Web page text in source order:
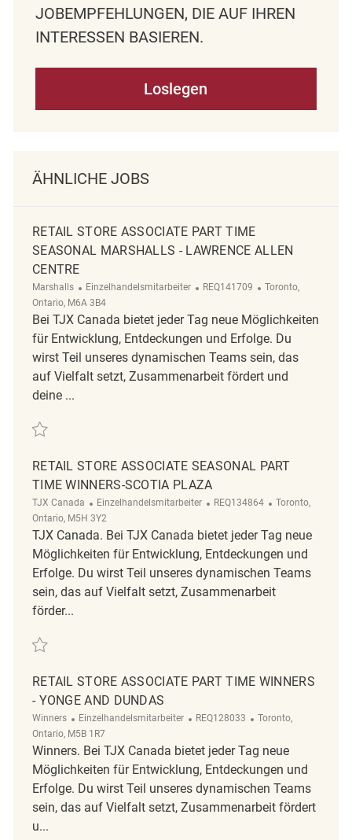
OBEMPFEHLUNGEN, DIE AUF IHREN I
NTERESSEN BASIEREN.
Loslegen
ÄHNLICHE JOBS
RETAIL STORE ASSOCIATE PART TIME
SEASONAL MARSHALLS - LAWRENCE ALLEN
CENTRE
Marshalls Kategorie
Einzelhandelsmitarbeiter ReqId
REQ141709 Ort
Toronto,
Ontario, M6A 3B4
Bei TJX Canada bietet jeder Tag neue Möglichkeiten
für Entwicklung, Entdeckungen und Erfolge. Du
wirst Teil unseres dynamischen Teams sein, das
auf Vielfalt setzt, Zusammenarbeit fördert und
deine ...
Retten Retail Store Associate Part Time Seasonal Marshalls - Lawrence
RETAIL STORE ASSOCIATE SEASONAL PART
TIME WINNERS-SCOTIA PLAZA
TJX Canada Kategorie
Einzelhandelsmitarbeiter ReqId
REQ134864 Ort
Toronto,
Ontario, M5H 3Y2
TJX Canada. Bei TJX Canada bietet jeder Tag neue
Möglichkeiten für Entwicklung, Entdeckungen und
Erfolge. Du wirst Teil unseres dynamischen Teams
sein, das auf Vielfalt setzt, Zusammenarbeit
förder...
Retten Retail Store Associate Seasonal Part Time Winners-Scotia Plaza
RETAIL STORE ASSOCIATE PART TIME WINNERS
- YONGE AND DUNDAS
Winners Kategorie
Einzelhandelsmitarbeiter ReqId
REQ128033 Ort
Toronto,
Ontario, M5B 1R7
Winners. Bei TJX Canada bietet jeder Tag neue
Möglichkeiten für Entwicklung, Entdeckungen und
Erfolge. Du wirst Teil unseres dynamischen Teams
sein, das auf Vielfalt setzt, Zusammenarbeit fördert
u...